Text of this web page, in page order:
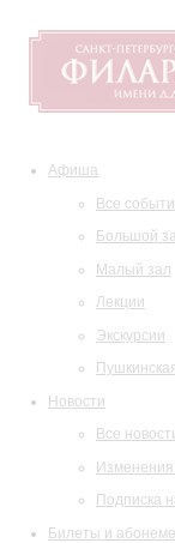
Афиша
Все
Большой
Малый зал
Лекции
Экскурсии
Новости
Все
Подписка
Билеты и